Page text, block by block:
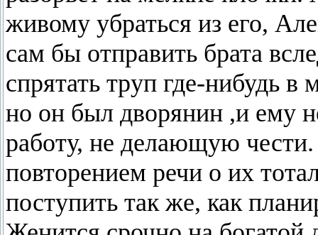
живому убраться из его,
сам бы отправить брата
спрятать труп где-нибудь
но он был дворянин ,и ему
работу, не делающую
повторением речи о их
поступить так же, как